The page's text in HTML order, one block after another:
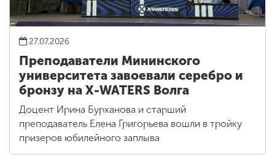
27.07.2026
Преподаватели Мининского
университета завоевали серебро и
бронзу на X-WATERS Волга
Доцент Ирина Бурханова и старший
преподаватель Елена Григорьева вошли в тройку
призеров юбилейного заплыва